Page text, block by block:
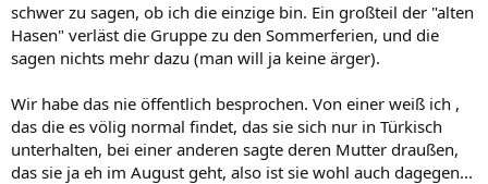
schwer zu sagen, ob ich die einzige bin. Ein großteil der "alten
Hasen" verläst die Gruppe zu den Sommerferien, und die
sagen nichts mehr dazu (man will ja keine ärger).
Wir habe das nie öffentlich besprochen. Von einer weiß ich ,
das die es völig normal findet, das sie sich nur in Türkisch
unterhalten, bei einer anderen sagte deren Mutter draußen,
das sie ja eh im August geht, also ist sie wohl auch dagegen...